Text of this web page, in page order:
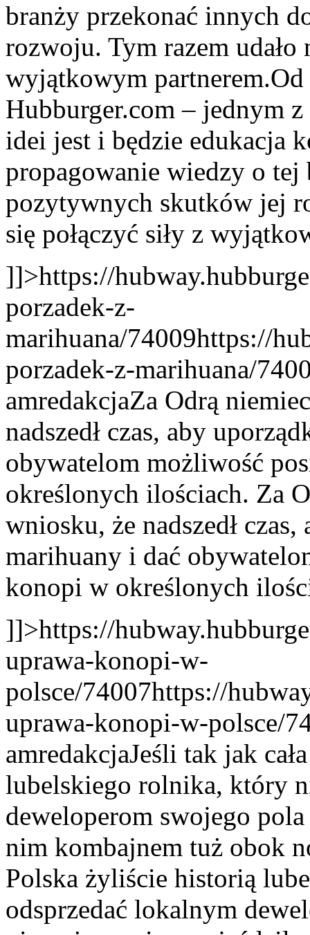
branży przekonać innych
rozwoju. Tym razem udało
wyjątkowym partnerem.
Hubburger.com – jednym
idei jest i będzie edukacja
propagowanie wiedzy o
pozytywnych skutków jej
się połączyć siły z
]]>https://
porzadek-z-
marihuana/74009https://
porzadek-z-marihuana/
amredakcjaZa Odrą
nadszedł czas, aby
obywatelom możliwość
określonych ilościach. Za
wniosku, że nadszedł
marihuany i dać
konopi w określonych
]]>https://
uprawa-konopi-w-
polsce/74007https://
uprawa-konopi-w-polsce/
amredakcjaJeśli tak jak
lubelskiego rolnika, który
deweloperom swojego
nim kombajnem tuż obok
Polska żyliście historią
odsprzedać lokalnym